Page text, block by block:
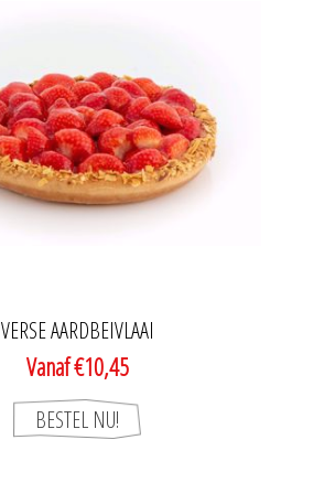
VERSE AARDBEIVLAAI
Vanaf €10,45